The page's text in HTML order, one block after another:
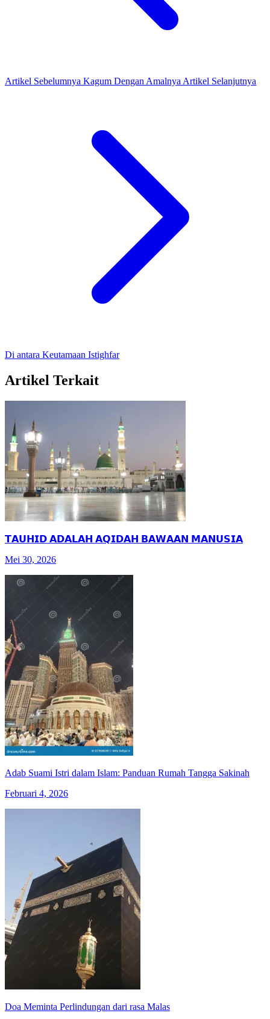
Artikel Sebelumnya Kagum Dengan Amalnya Artikel Selanjutnya
Di antara Keutamaan Istighfar
Artikel Terkait
𝗧𝗔𝗨𝗛𝗜𝗗 𝗔𝗗𝗔𝗟𝗔𝗛 𝗔𝗤𝗜𝗗𝗔𝗛 𝗕𝗔𝗪𝗔𝗔𝗡 𝗠𝗔𝗡𝗨𝗦𝗜𝗔
Mei 30, 2026
Adab Suami Istri dalam Islam: Panduan Rumah Tangga Sakinah
Februari 4, 2026
Doa Meminta Perlindungan dari rasa Malas